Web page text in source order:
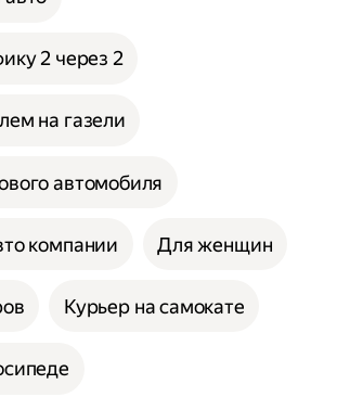
2 через 2
на газели
автомобиля
компании Для женщин
Курьер на самокате